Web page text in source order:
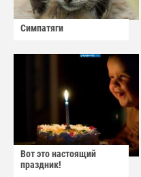
Симпатяги
Вот это настоящий
праздник!